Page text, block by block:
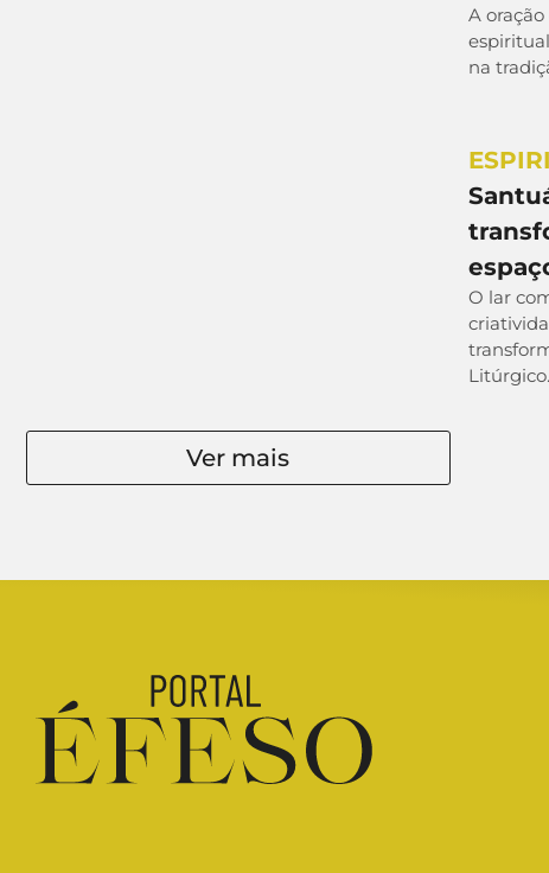
A
na
O lar
Litúrgico.
Ver mais